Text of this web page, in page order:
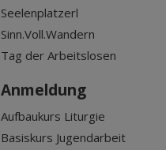
Seelenplatzerl
Sinn.Voll.Wandern
Tag der Arbeitslosen
Anmeldung
Aufbaukurs Liturgie
Basiskurs Jugendarbeit